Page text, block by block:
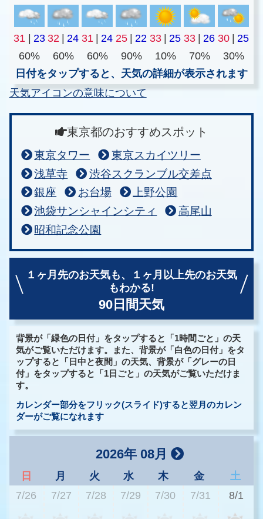
31 | 23 32 | 24 31 | 24 25 | 22 33 | 25 33 | 26 30 | 25
60%
60% 60% 90% 10% 70%
30%
日付をタップすると、天気の詳細が表示されます
天気アイコンの意味について
東京都のおすすめスポット
東京タワー
東京スカイツリー
浅草寺
渋谷スクランブル交差点
銀座
お台場
上野公園
池袋サンシャインシティ
高尾山
昭和記念公園
１ヶ月先のお天気も、
１ヶ月以上先のお天気
もわかる!
90日間天気
背景が「緑色の日付」をタップすると「1時間ごと」の天
気がご覧いただけます。また、背景が「白色の日付」をタ
ップすると「日中と夜間」の天気、背景が「グレーの日
付」をタップすると「1日ごと」の天気がご覧いただけま
す。
カレンダー部分をフリック(スライド)すると翌月のカレン
ダーがご覧になれます
2026年 08月
日 月 火 水 木 金
土
7/26
7/27 7/28 7/29 7/30 7/31 8/1